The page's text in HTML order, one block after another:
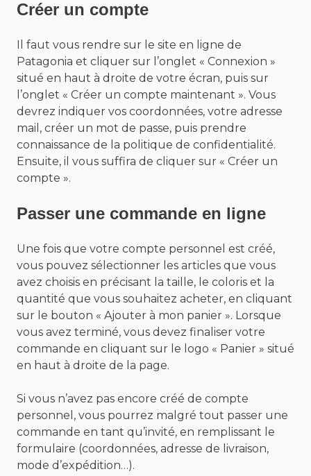
Créer un compte
Il faut vous rendre sur le site en ligne de
Patagonia et cliquer sur l’onglet « Connexion »
situé en haut à droite de votre écran, puis sur
l’onglet « Créer un compte maintenant ». Vous
devrez indiquer vos coordonnées, votre adresse
mail, créer un mot de passe, puis prendre
connaissance de la politique de confidentialité.
Ensuite, il vous suffira de cliquer sur « Créer un
compte ».
Passer une commande en ligne
Une fois que votre compte personnel est créé,
vous pouvez sélectionner les articles que vous
avez choisis en précisant la taille, le coloris et la
quantité que vous souhaitez acheter, en cliquant
sur le bouton « Ajouter à mon panier ». Lorsque
vous avez terminé, vous devez finaliser votre
commande en cliquant sur le logo « Panier » situé
en haut à droite de la page.
Si vous n’avez pas encore créé de compte
personnel, vous pourrez malgré tout passer une
commande en tant qu’invité, en remplissant le
formulaire (coordonnées, adresse de livraison,
mode d’expédition…).